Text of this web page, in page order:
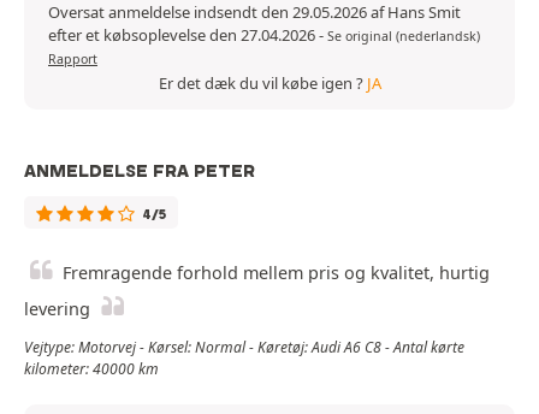
Oversat anmeldelse indsendt den 29.05.2026 af Hans Smit
efter et købsoplevelse den 27.04.2026- Se original (nederlandsk)
Rapport
Er det dæk du vil købe igen ? JA
ANMELDELSE FRA PETER
4/5
Fremragende forhold mellem pris og kvalitet, hurtig
levering
Vejtype: Motorvej - Kørsel: Normal - Køretøj: Audi A6 C8 - Antal kørte
kilometer: 40000 km